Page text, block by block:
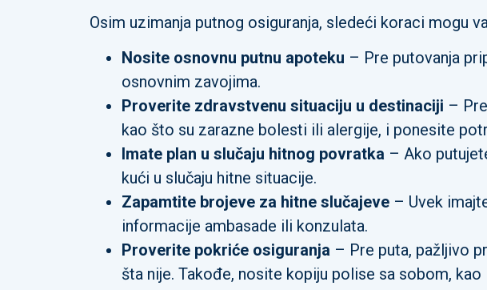
Osim uzimanja putnog osiguranja, sledeći koraci mogu
Nosite osnovnu putnu apoteku – Pre putovanja
osnovnim zavojima.
Proverite zdravstvenu situaciju u destinaciji –
kao što su zarazne bolesti ili alergije, i ponesite
Imate plan u slučaju hitnog povratka – Ako
kući u slučaju hitne situacije.
Zapamtite brojeve za hitne slučajeve – Uvek
informacije ambasade ili konzulata.
Proverite pokriće osiguranja – Pre puta, pažljivo
šta nije. Takođe, nosite kopiju polise sa sobom,